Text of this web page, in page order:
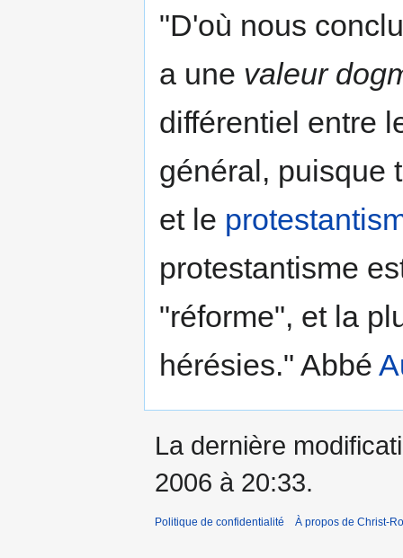
"D'où nous
a une valeur
différentiel entre
général, puisque
et le
protestantisme
"réforme", et la
hérésies." Abbé
La dernière
2006 à 20:33.
Politique de confidentialité À propos de Christ-